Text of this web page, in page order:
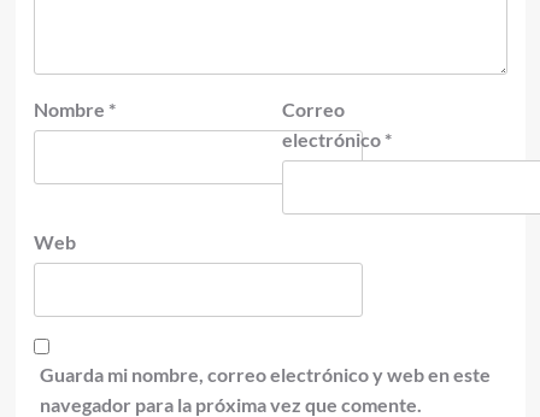
Nombre *
Correo
electrónico *
Web
Guarda mi nombre, correo electrónico y web en este
navegador para la próxima vez que comente.